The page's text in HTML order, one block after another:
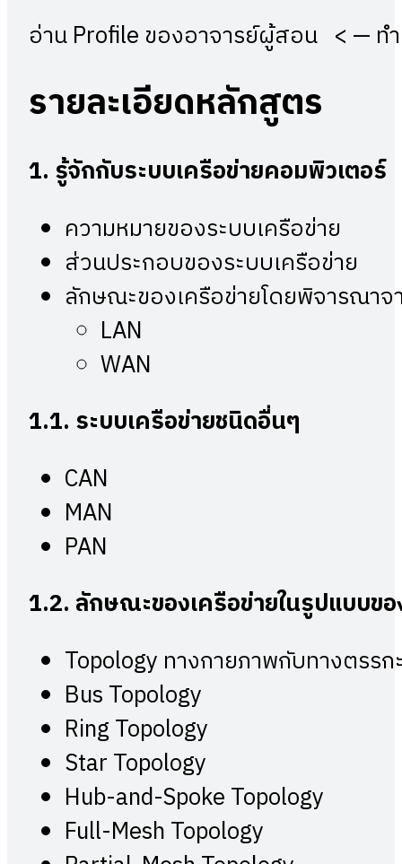
อ่าน Profile ของอาจารย์ผู้สอน < — ท
รายละเอียดหลักสูตร
1. รู้จักกับระบบเครือข่ายคอมพิวเตอร์
ความหมายของระบบเครือข่าย
ส่วนประกอบของระบบเครือข่าย
ลักษณะของเครือข่ายโดยพิจารณา
LAN
WAN
1.1. ระบบเครือข่ายชนิดอื่นๆ
CAN
MAN
PAN
1.2. ลักษณะของเครือข่ายในรูปแบบข
Topology ทางกายภาพกับทางตรรก
Bus Topology
Ring Topology
Star Topology
Hub-and-Spoke Topology
Full-Mesh Topology